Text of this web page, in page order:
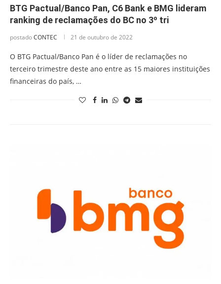
BTG Pactual/Banco Pan, C6 Bank e BMG lideram
ranking de reclamações do BC no 3º tri
postadoCONTEC 21 de outubro de 2022
O BTG Pactual/Banco Pan é o líder de reclamações no
terceiro trimestre deste ano entre as 15 maiores instituições
financeiras do país, …